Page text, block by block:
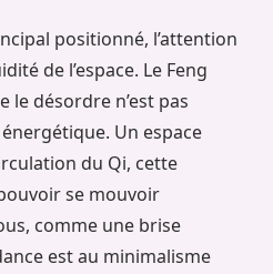
positionné, l’attention
de l’espace. Le Feng
le désordre n’est pas
Un espace
du Qi, cette
se mouvoir
comme une brise
est au minimalisme